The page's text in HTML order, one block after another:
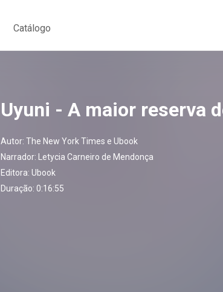
Catálogo
Uyuni - A maior reserva
Autor: The New York Times e Ubook
Narrador:
Letycia Carneiro de Mendonça
Editora: Ubook
Duração: 0:16:55